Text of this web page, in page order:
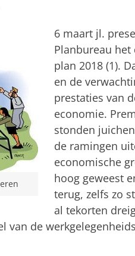
6 maart jl.
Planbureau
plan 2018 (1).
en de
prestaties van
economie.
stonden
de ramingen
economische
hoog geweest
terug, zelfs zo
al tekorten
van de